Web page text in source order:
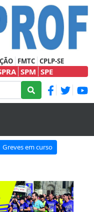
FMTC CPLP-SE
SPM SPE
Greves em curso